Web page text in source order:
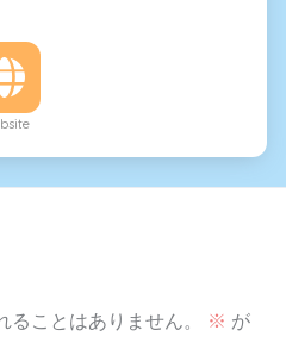
ることはありません。 ※ が